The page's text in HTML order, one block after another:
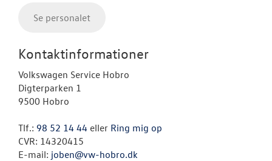
Se personalet
Kontaktinformationer
Volkswagen Service Hobro
Digterparken 1
9500 Hobro
Tlf.: 98 52 14 44 eller Ring mig op
CVR: 14320415
E-mail: joben@vw-hobro.dk